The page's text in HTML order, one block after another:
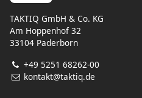
TAKTIQ GmbH & Co. KG
Am Hoppenhof 32
33104 Paderborn
+49 5251 68262-00
kontakt@taktiq.de